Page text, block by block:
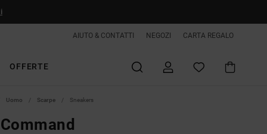
AIUTO & CONTATTI NEGOZI CARTA REGALO
OFFERTE
Uomo Scarpe Sneakers